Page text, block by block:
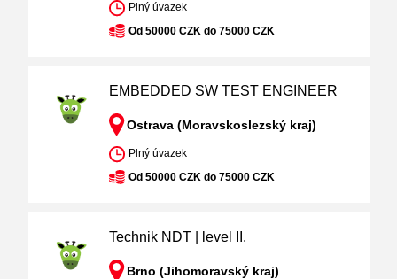
Plný úvazek
Od 50000 CZK do 75000 CZK
EMBEDDED SW TEST ENGINEER
Ostrava (Moravskoslezský kraj)
Plný úvazek
Od 50000 CZK do 75000 CZK
Technik NDT | level II.
Brno (Jihomoravský kraj)